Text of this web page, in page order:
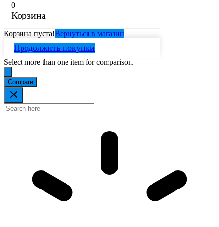
0
Корзина
Корзина пуста!Вернуться в магазин
Продолжить покупки
Select more than one item for comparison.
Compare